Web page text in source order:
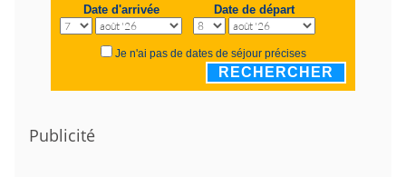
Date d'arrivée Date de départ
Je n'ai pas de dates de séjour précises
RECHERCHER
Publicité